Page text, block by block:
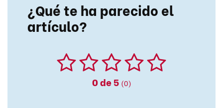
¿Qué te ha parecido el
artículo?
0de 5 (0)